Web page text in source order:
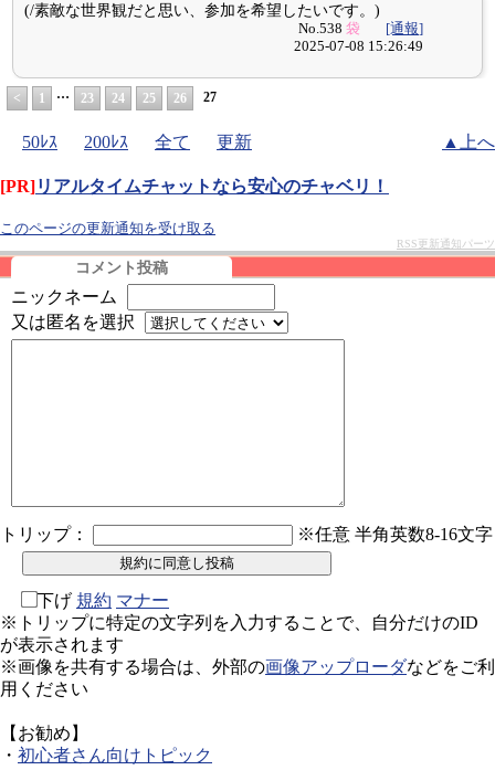
(/素敵な世界観だと思い、参加を希望したいです。)
No.538袋
[通報]
2025-07-08 15:26:49
< 1 … 23 24 25 26 27
50ﾚｽ 200ﾚｽ 全て 更新 ▲上へ
[PR]リアルタイムチャットなら安心のチャベリ！
このページの更新通知を受け取る
RSS更新通知パーツ
コメント投稿
ニックネーム
又は匿名を選択
トリップ： ※任意 半角英数8-16文字
下げ 規約 マナー
※トリップに特定の文字列を入力することで、自分だけのID
が表示されます
※画像を共有する場合は、外部の画像アップローダなどをご利
用ください
【お勧め】
・ 初心者さん向けトピック